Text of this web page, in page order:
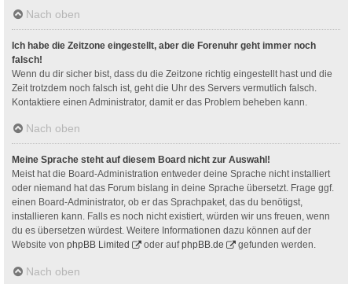
Nach oben
Ich habe die Zeitzone eingestellt, aber die Forenuhr geht immer noch
falsch!
Wenn du dir sicher bist, dass du die Zeitzone richtig eingestellt hast und die
Zeit trotzdem noch falsch ist, geht die Uhr des Servers vermutlich falsch.
Kontaktiere einen Administrator, damit er das Problem beheben kann.
Nach oben
Meine Sprache steht auf diesem Board nicht zur Auswahl!
Meist hat die Board-Administration entweder deine Sprache nicht installiert
oder niemand hat das Forum bislang in deine Sprache übersetzt. Frage ggf.
einen Board-Administrator, ob er das Sprachpaket, das du benötigst,
installieren kann. Falls es noch nicht existiert, würden wir uns freuen, wenn
du es übersetzen würdest. Weitere Informationen dazu können auf der
Website von phpBB Limited oder aufphpBB.de gefunden werden.
Nach oben